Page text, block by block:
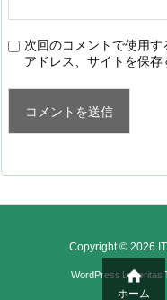
次回のコメントで使用
アドレス、サイトを保存
Copyright © 2026
WordPress Luxeritas

ホーム